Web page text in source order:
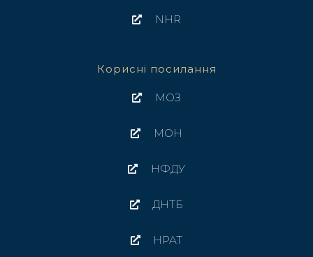
NHR
Корисні посилання
МОЗ
МОН
НФДУ
ДНТБ
НРАТ